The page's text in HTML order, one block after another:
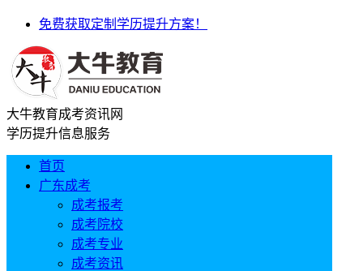
免费获取定制学历提升方案！
大牛教育成考资讯网
学历提升信息服务
首页
广东成考
成考报考
成考院校
成考专业
成考资讯